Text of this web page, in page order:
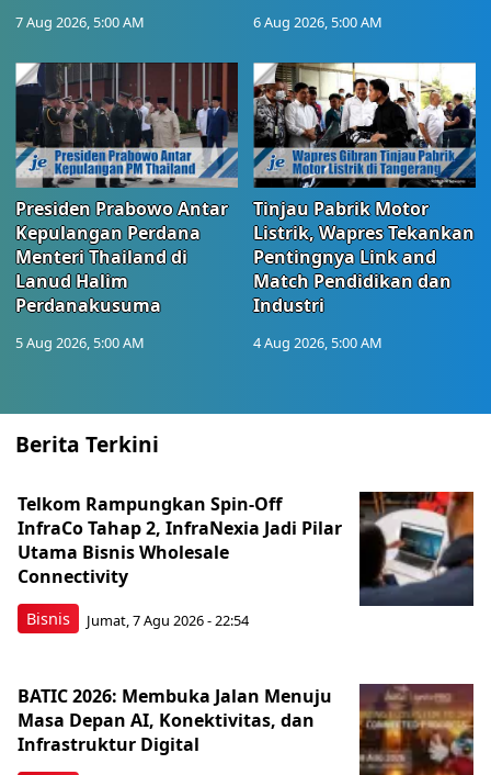
7 Aug 2026, 5:00 AM 6 Aug 2026, 5:00 AM
Presiden Prabowo Antar
Kepulangan Perdana
Menteri Thailand di
Lanud Halim
Perdanakusuma
5 Aug 2026, 5:00 AM
Tinjau Pabrik Motor
Listrik, Wapres Tekankan
Pentingnya Link and
Match Pendidikan dan
Industri
4 Aug 2026, 5:00 AM
Berita Terkini
Bisnis
Telkom Rampungkan Spin-Off
InfraCo Tahap 2, InfraNexia Jadi Pilar
Utama Bisnis Wholesale
Connectivity
Jumat, 7 Agu 2026 - 22:54
BATIC 2026: Membuka Jalan Menuju
Masa Depan AI, Konektivitas, dan
Infrastruktur Digital